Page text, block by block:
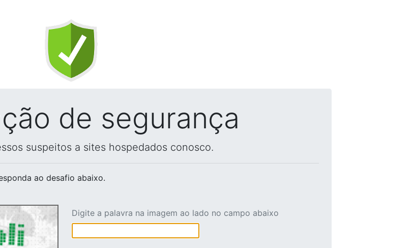
de segurança
suspeitos a sites hospedados conosco.
ao desafio abaixo.
Digite a palavra na imagem ao lado no campo abaixo